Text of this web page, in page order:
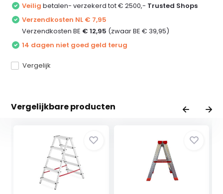
Veilig betalen- verzekerd tot € 2500,- Trusted Shops
Verzendkosten NL € 7,95
Verzendkosten BE € 12,95 (zwaar BE € 39,95)
14 dagen niet goed geld terug
Vergelijk
Vergelijkbare producten